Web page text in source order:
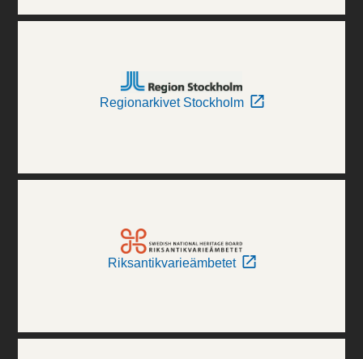
Regionarkivet Stockholm
Riksantikvarieämbetet